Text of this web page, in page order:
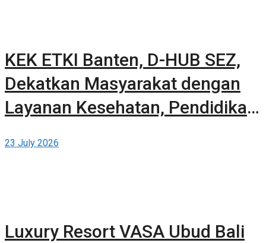
KEK ETKI Banten, D-HUB SEZ,
Dekatkan Masyarakat dengan
Layanan Kesehatan, Pendidikan,
BSD City
23 July 2026
Luxury Resort VASA Ubud Bali